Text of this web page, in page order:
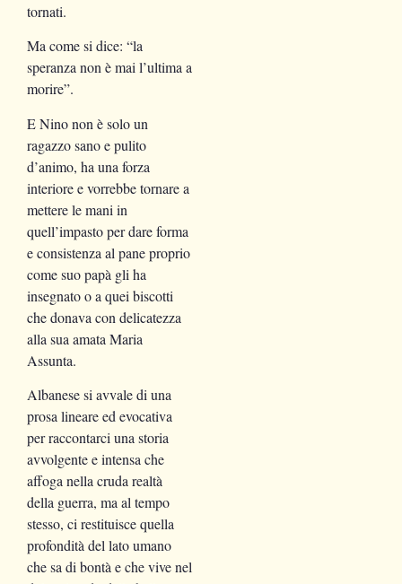
tornati.
Ma come si dice: “la
speranza non è mai l’ultima a
morire”.
E Nino non è solo un
ragazzo sano e pulito
d’animo, ha una forza
interiore e vorrebbe tornare a
mettere le mani in
quell’impasto per dare forma
e consistenza al pane proprio
come suo papà gli ha
insegnato o a quei biscotti
che donava con delicatezza
alla sua amata Maria
Assunta.
Albanese si avvale di una
prosa lineare ed evocativa
per raccontarci una storia
avvolgente e intensa che
affoga nella cruda realtà
della guerra, ma al tempo
stesso, ci restituisce quella
profondità del lato umano
che sa di bontà e che vive nel